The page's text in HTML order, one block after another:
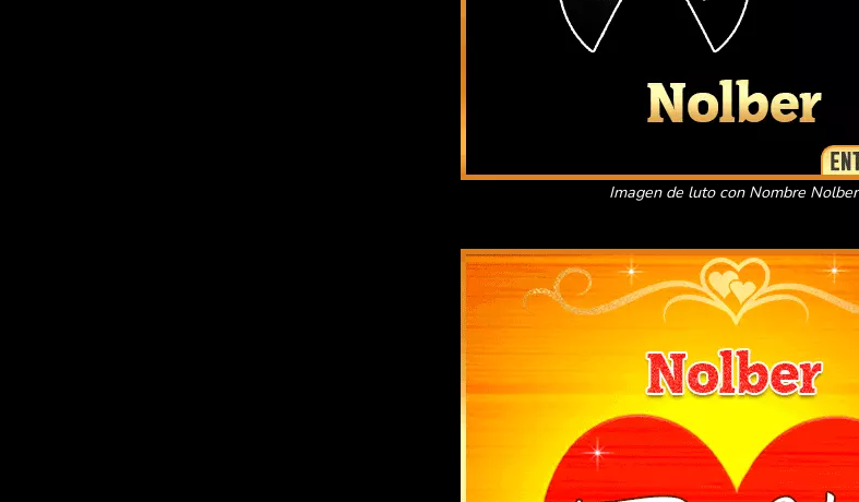
Imagen de luto con Nombre Nolber